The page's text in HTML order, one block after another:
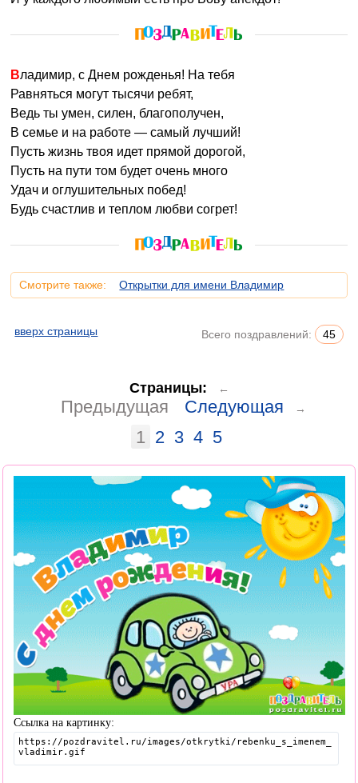
Владимир, с Днем рожденья! На тебя
Равняться могут тысячи ребят,
Ведь ты умен, силен, благополучен,
В семье и на работе — самый лучший!
Пусть жизнь твоя идет прямой дорогой,
Пусть на пути том будет очень много
Удач и оглушительных побед!
Будь счастлив и теплом любви согрет!
Смотрите также: Открытки для имени Владимир
вверх страницы Всего поздравлений: 45
Страницы: ←
Предыдущая Следующая →
1 2 3 4 5
Ссылка на картинку: